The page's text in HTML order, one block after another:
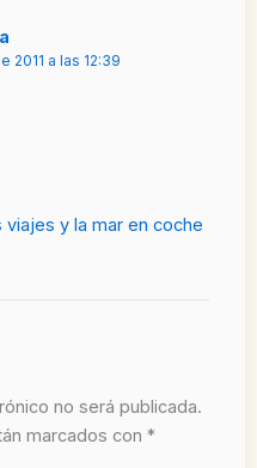
2011 a las 12:39
viajes y la mar en coche
no será publicada.
marcados con *